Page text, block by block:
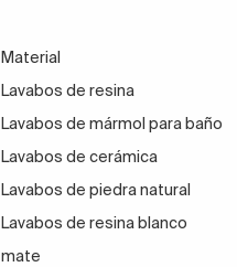
Material
Lavabos de resina
Lavabos de mármol para baño
Lavabos de cerámica
Lavabos de piedra natural
Lavabos de resina blanco
mate